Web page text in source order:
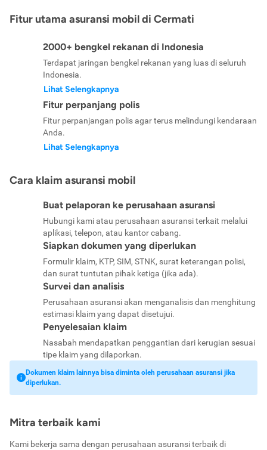
Fitur utama asuransi mobil di Cermati
2000+ bengkel rekanan di Indonesia
Terdapat jaringan bengkel rekanan yang luas di seluruh
Indonesia.
Lihat Selengkapnya
Fitur perpanjang polis
Fitur perpanjangan polis agar terus melindungi kendaraan
Anda.
Lihat Selengkapnya
Cara klaim asuransi mobil
Buat pelaporan ke perusahaan asuransi
Hubungi kami atau perusahaan asuransi terkait melalui
aplikasi, telepon, atau kantor cabang.
Siapkan dokumen yang diperlukan
Formulir klaim, KTP, SIM, STNK, surat keterangan polisi,
dan surat tuntutan pihak ketiga (jika ada).
Survei dan analisis
Perusahaan asuransi akan menganalisis dan menghitung
estimasi klaim yang dapat disetujui.
Penyelesaian klaim
Nasabah mendapatkan penggantian dari kerugian sesuai
tipe klaim yang dilaporkan.
Dokumen klaim lainnya bisa diminta oleh perusahaan asuransi jika
diperlukan.
Mitra terbaik kami
Kami bekerja sama dengan perusahaan asuransi terbaik di